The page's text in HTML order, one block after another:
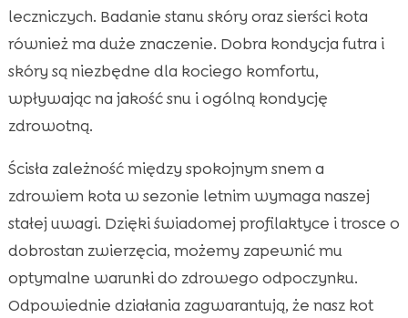
leczniczych. Badanie stanu skóry oraz sierści kota
również ma duże znaczenie. Dobra kondycja futra i
skóry są niezbędne dla kociego komfortu,
wpływając na jakość snu i ogólną kondycję
zdrowotną.
Ścisła zależność między spokojnym snem a
zdrowiem kota w sezonie letnim wymaga naszej
stałej uwagi. Dzięki świadomej profilaktyce i trosce o
dobrostan zwierzęcia, możemy zapewnić mu
optymalne warunki do zdrowego odpoczynku.
Odpowiednie działania zagwarantują, że nasz kot